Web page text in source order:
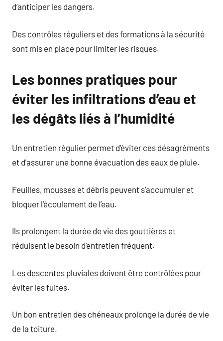
d’anticiper les dangers.
Des contrôles réguliers et des formations à la sécurité
sont mis en place pour limiter les risques.
Les bonnes pratiques pour
éviter les infiltrations d’eau et
les dégâts liés à l’humidité
Un entretien régulier permet d’éviter ces désagréments
et d’assurer une bonne évacuation des eaux de pluie.
Feuilles, mousses et débris peuvent s’accumuler et
bloquer l’écoulement de l’eau.
Ils prolongent la durée de vie des gouttières et
réduisent le besoin d’entretien fréquent.
Les descentes pluviales doivent être contrôlées pour
éviter les fuites.
Un bon entretien des chéneaux prolonge la durée de vie
de la toiture.